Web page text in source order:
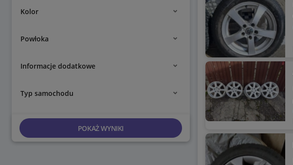
Kolor
Powłoka
Informacje dodatkowe
Typ samochodu
POKAŻ WYNIKI